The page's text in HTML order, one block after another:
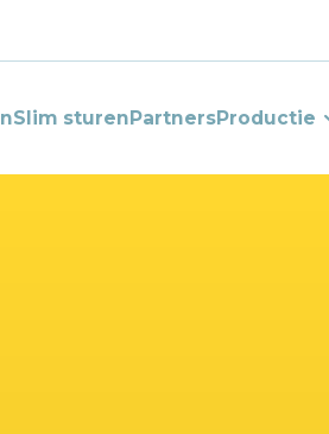
Slim sturenPartnersProductie